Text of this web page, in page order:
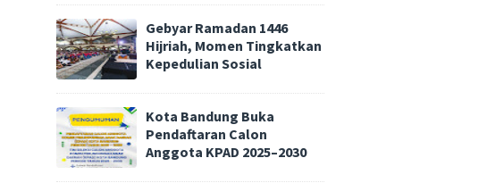
Gebyar Ramadan 1446
Hijriah, Momen Tingkatkan
Kepedulian Sosial
Kota Bandung Buka
Pendaftaran Calon
Anggota KPAD 2025–2030